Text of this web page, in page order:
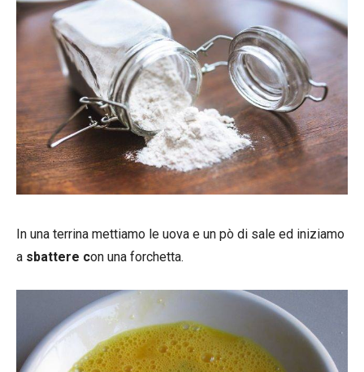
In una terrina mettiamo le uova e un pò di sale ed iniziamo
a sbattere con una forchetta.